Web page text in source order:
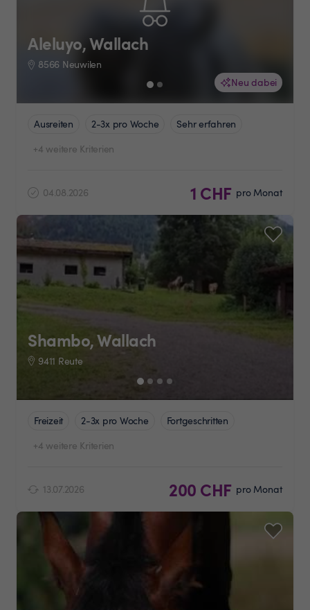
Neu dabei
Aleluyo, Wallach
8566 Neuwilen
Ausreiten 2-3x pro Woche
Sehr erfahren
+4 weitere Kriterien
04.08.2026 1 CHF pro Monat
Shambo, Wallach
9411 Reute
Freizeit 2-3x pro Woche
Fortgeschritten
+4 weitere Kriterien
13.07.2026 200 CHF pro Monat